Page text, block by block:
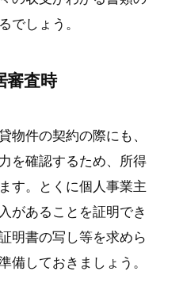
でしょう。
審査時
物件の契約の際にも、
を確認するため、所得
す。とくに個人事業主
があることを証明でき
明書の写し等を求めら
備しておきましょう。